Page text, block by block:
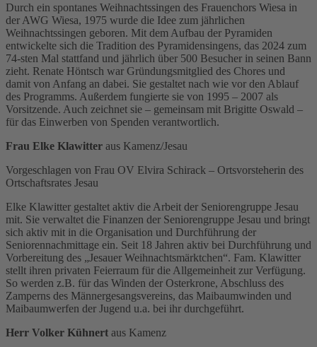
Durch ein spontanes Weihnachtssingen des Frauenchors Wiesa in
der AWG Wiesa, 1975 wurde die Idee zum jährlichen
Weihnachtssingen geboren. Mit dem Aufbau der Pyramiden
entwickelte sich die Tradition des Pyramidensingens, das 2024 zum
74-sten Mal stattfand und jährlich über 500 Besucher in seinen Bann
zieht. Renate Höntsch war Gründungsmitglied des Chores und
damit von Anfang an dabei. Sie gestaltet nach wie vor den Ablauf
des Programms. Außerdem fungierte sie von 1995 – 2007 als
Vorsitzende. Auch zeichnet sie – gemeinsam mit Brigitte Oswald –
für das Einwerben von Spenden verantwortlich.
Frau Elke Klawitter aus Kamenz/Jesau
Vorgeschlagen von Frau OV Elvira Schirack – Ortsvorsteherin des
Ortschaftsrates Jesau
Elke Klawitter gestaltet aktiv die Arbeit der Seniorengruppe Jesau
mit. Sie verwaltet die Finanzen der Seniorengruppe Jesau und bringt
sich aktiv mit in die Organisation und Durchführung der
Seniorennachmittage ein. Seit 18 Jahren aktiv bei Durchführung und
Vorbereitung des „Jesauer Weihnachtsmärktchen“. Fam. Klawitter
stellt ihren privaten Feierraum für die Allgemeinheit zur Verfügung.
So werden z.B. für das Winden der Osterkrone, Abschluss des
Zamperns des Männergesangsvereins, das Maibaumwinden und
Maibaumwerfen der Jugend u.a. bei ihr durchgeführt.
Herr Volker Kühnert aus Kamenz